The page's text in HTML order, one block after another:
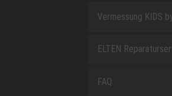
Vermessung KIDS
ELTEN
FAQ